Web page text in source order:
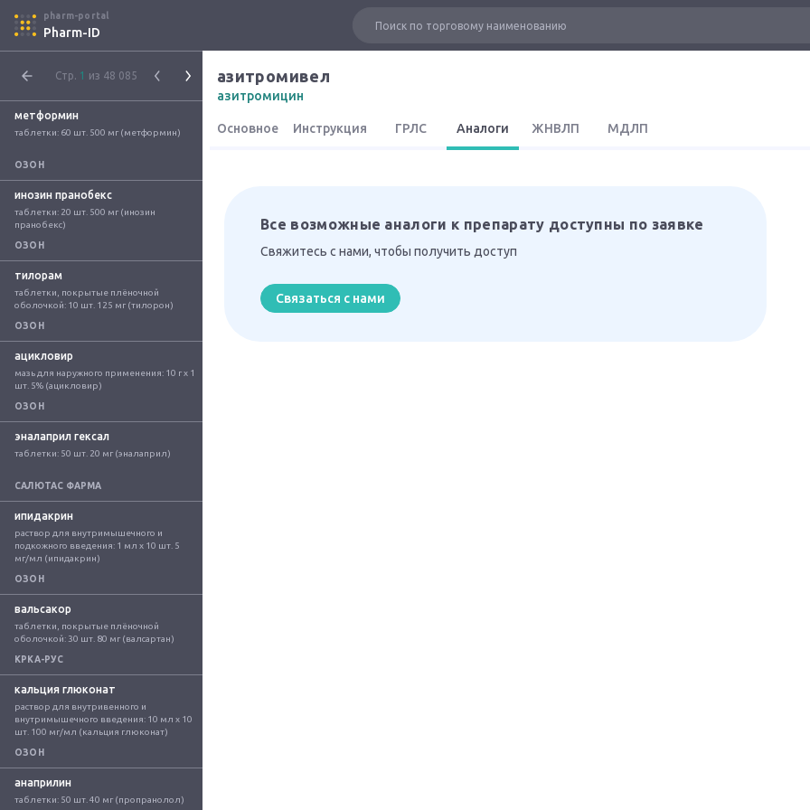
pharm-portal
Pharm-ID
Стр. 1 из 48 085
метформин
таблетки: 60 шт. 500 мг (метформин)
ОЗОН
инозин пранобекс
таблетки: 20 шт. 500 мг (инозин
пранобекс)
ОЗОН
тилорам
таблетки, покрытые плёночной
оболочкой: 10 шт. 125 мг (тилорон)
ОЗОН
ацикловир
мазь для наружного применения: 10 г x 1
шт. 5% (ацикловир)
ОЗОН
эналаприл гексал
таблетки: 50 шт. 20 мг (эналаприл)
САЛЮТАС ФАРМА
ипидакрин
раствор для внутримышечного и
подкожного введения: 1 мл x 10 шт. 5
мг/мл (ипидакрин)
ОЗОН
вальсакор
таблетки, покрытые плёночной
оболочкой: 30 шт. 80 мг (валсартан)
КРКА-РУС
кальция глюконат
раствор для внутривенного и
внутримышечного введения: 10 мл x 10
шт. 100 мг/мл (кальция глюконат)
ОЗОН
анаприлин
таблетки: 50 шт. 40 мг (пропранолол)
азитромивел
азитромицин
Основное Инструкция ГРЛС Аналоги ЖНВЛП МДЛП
Все возможные аналоги к препарату доступны по заявке
Свяжитесь с нами, чтобы получить доступ
Связаться с нами